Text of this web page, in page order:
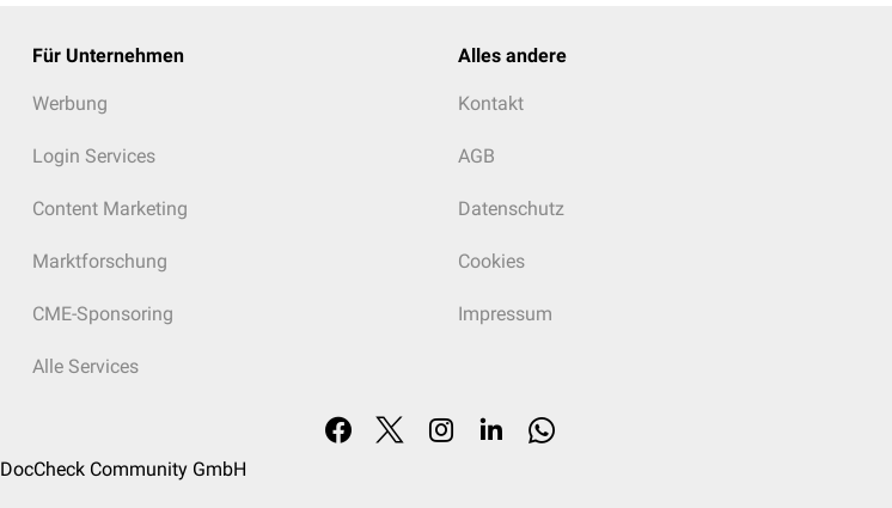
Für Unternehmen
Werbung
Login Services
Content Marketing
Marktforschung
CME-Sponsoring
Alle Services
Alles andere
Kontakt
AGB
Datenschutz
Cookies
Impressum
DocCheck Community GmbH